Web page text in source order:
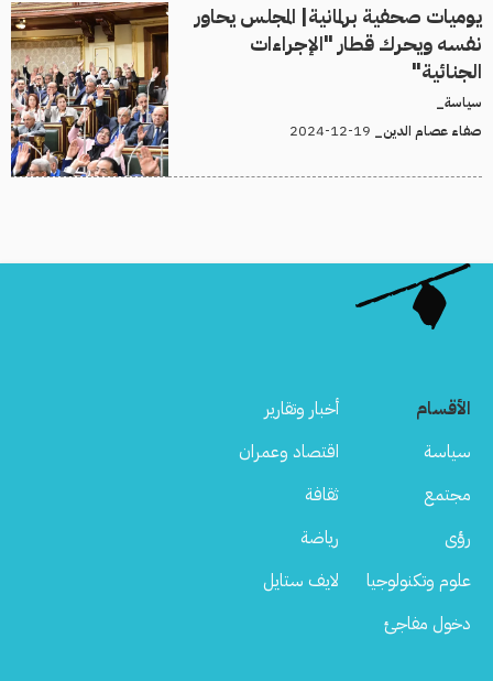
يوميات صحفية برلمانية| المجلس يحاور
نفسه ويحرك قطار "الإجراءات
الجنائية"
سياسة_
صفاء عصام الدين_
الأقسام
أخبار وتقارير
سياسة
اقتصاد وعمران
مجتمع
ثقافة
رؤى
رياضة
علوم وتكنولوجيا
لايف ستايل
دخول مفاجئ